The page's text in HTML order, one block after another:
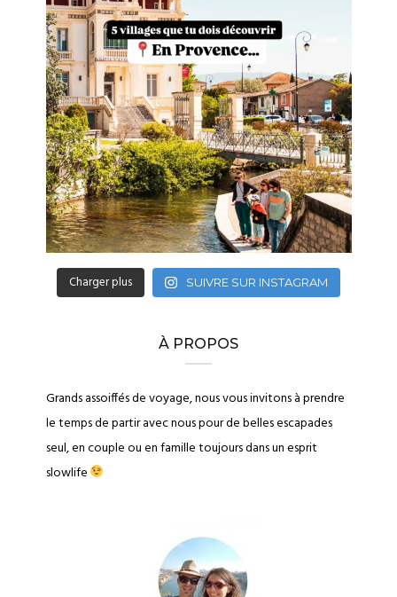
Charger plus SUIVRE SUR INSTAGRAM
À PROPOS
Grands assoiffés de voyage, nous vous invitons à prendre
le temps de partir avec nous pour de belles escapades
seul, en couple ou en famille toujours dans un esprit
slowlife